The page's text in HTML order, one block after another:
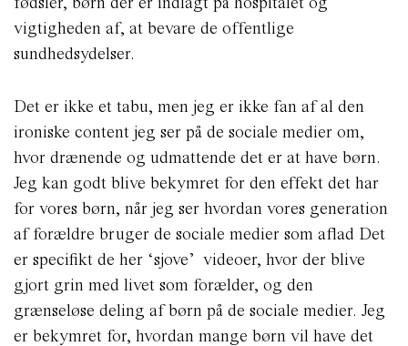
vigtigheden af, at bevare de offentlige
sundhedsydelser.
Det er ikke et tabu, men jeg er ikke fan af al den
ironiske content jeg ser på de sociale medier om,
hvor drænende og udmattende det er at have børn.
Jeg kan godt blive bekymret for den effekt det har
for vores børn, når jeg ser hvordan vores generation
af forældre bruger de sociale medier som aflad Det
er specifikt de her ‘sjove’ videoer, hvor der blive
gjort grin med livet som forælder, og den
grænseløse deling af børn på de sociale medier. Jeg
er bekymret for, hvordan mange børn vil have det